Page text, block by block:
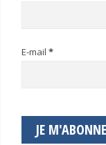
E-mail *